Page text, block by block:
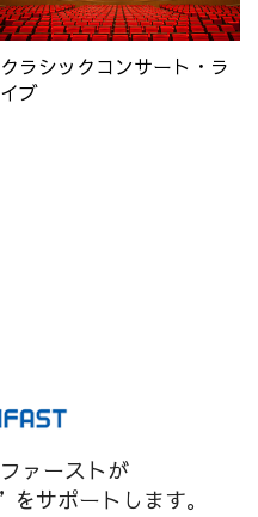
クラシックコンサート・ラ
イブ
ァーストが
サポートします。